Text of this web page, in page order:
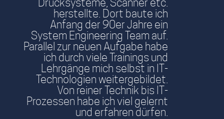
herstellte. Dort baute ich
Anfang der 90er Jahre ein
System Engineering Team auf.
Parallel zur neuen Aufgabe habe
ich durch viele Trainings und
Lehrgänge mich selbst in IT-
Technologien weitergebildet.
Von reiner Technik bis IT-
Prozessen habe ich viel gelernt
und erfahren dürfen.